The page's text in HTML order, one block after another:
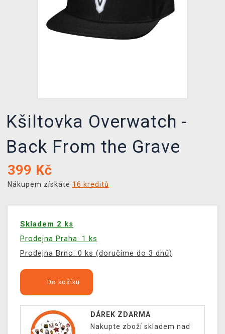
TCG & BOARDGAME HUB
Kšiltovka Overwatch -
Back From the Grave
399 Kč
Nákupem získáte 16 kreditů
Skladem 2 ks
Prodejna Praha: 1 ks
Prodejna Brno: 0 ks (doručíme do 3 dnů)
Do košíku
DÁREK ZDARMA
Nakupte zboží skladem nad